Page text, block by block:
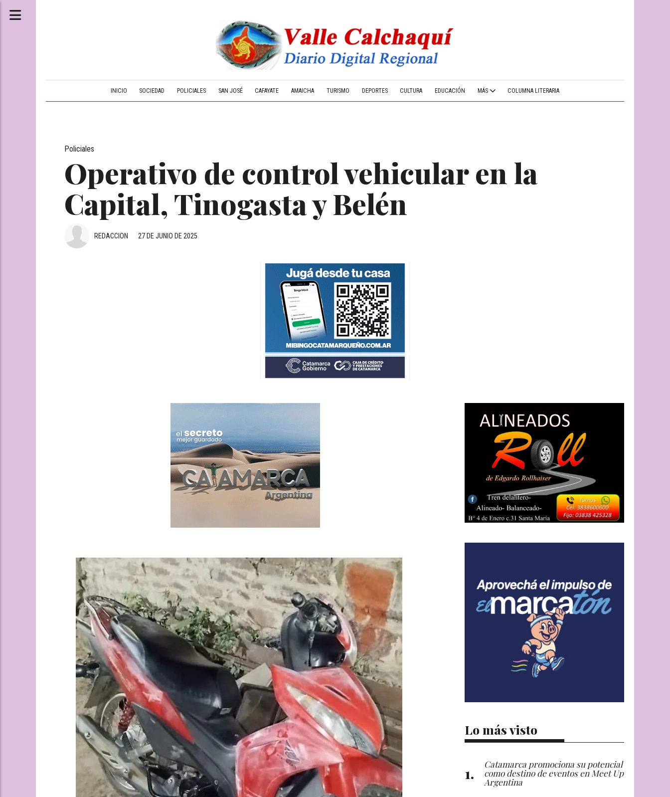
INICIO SOCIEDAD POLICIALES SAN JOSÉ CAFAYATE AMAICHA TURISMO DEPORTES CULTURA EDUCACIÓN MÁS COLUMNA LITERARIA
Operativo de control vehicular en la
Capital, Tinogasta y Belén
Policiales
27 DE JUNIO DE 2025
REDACCION
Lo más visto
Catamarca promociona su potencial
como destino de eventos en Meet Up
Argentina